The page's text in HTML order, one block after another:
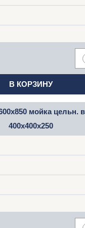
В КОРЗИНУ
мойка цельн.
400x400x250